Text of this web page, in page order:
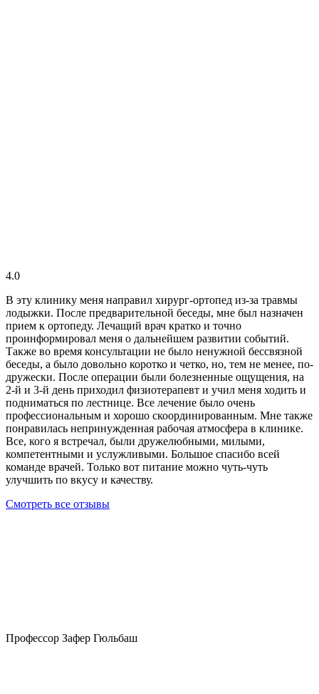
4.0
В эту клинику меня направил хирург-ортопед из-за травмы
лодыжки. После предварительной беседы, мне был назначен
прием к ортопеду. Лечащий врач кратко и точно
проинформировал меня о дальнейшем развитии событий.
Также во время консультации не было ненужной бессвязной
беседы, а было довольно коротко и четко, но, тем не менее, по-
дружески. После операции были болезненные ощущения, на
2-й и 3-й день приходил физиотерапевт и учил меня ходить и
подниматься по лестнице. Все лечение было очень
профессиональным и хорошо скоординированным. Мне также
понравилась непринужденная рабочая атмосфера в клинике.
Все, кого я встречал, были дружелюбными, милыми,
компетентными и услужливыми. Большое спасибо всей
команде врачей. Только вот питание можно чуть-чуть
улучшить по вкусу и качеству.
Смотреть все отзывы
Профессор Зафер Гюльбаш